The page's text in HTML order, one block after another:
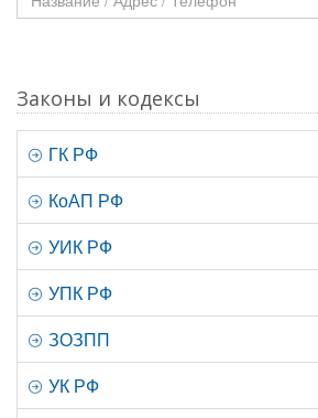
Законы и кодексы
ГК РФ
КоАП РФ
УИК РФ
УПК РФ
ЗОЗПП
УК РФ